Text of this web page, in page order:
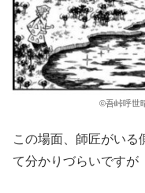
©吾峠呼世
この場面、師匠がいる
て分かりづらいですが